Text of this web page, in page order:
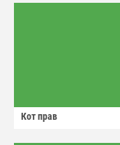
Кот прав